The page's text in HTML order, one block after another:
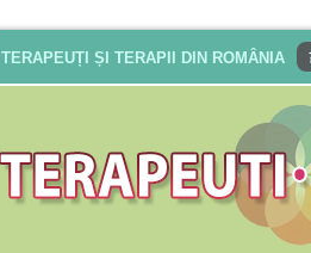
TERAPEUȚI ȘI TERAPII DIN ROMÂNIA